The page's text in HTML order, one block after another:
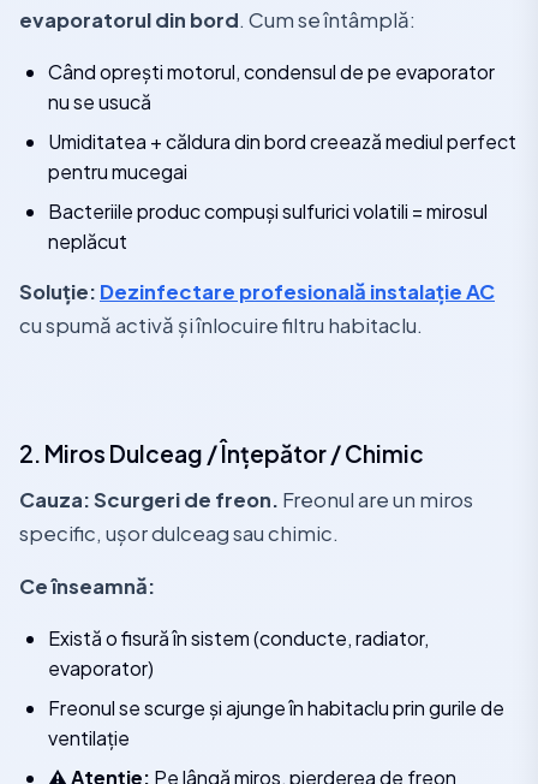
evaporatorul din bord. Cum se întâmplă:
Când oprești motorul, condensul de pe evaporator
nu se usucă
Umiditatea + căldura din bord creează mediul perfect
pentru mucegai
Bacteriile produc compuși sulfurici volatili = mirosul
neplăcut
Soluție: Dezinfectare profesională instalație AC
cu spumă activă și înlocuire filtru habitaclu.
2. Miros Dulceag / Înțepător / Chimic
Cauza: Scurgeri de freon. Freonul are un miros
specific, ușor dulceag sau chimic.
Ce înseamnă:
Există o fisură în sistem (conducte, radiator,
evaporator)
Freonul se scurge și ajunge în habitaclu prin gurile de
ventilație
⚠️ Atenție: Pe lângă miros, pierderea de freon